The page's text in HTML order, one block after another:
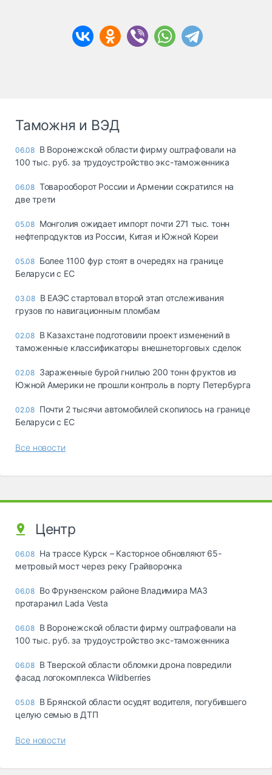
Таможня и ВЭД
06.08 В Воронежской области фирму оштрафовали на
100 тыс. руб. за трудоустройство экс-таможенника
06.08 Товарооборот России и Армении сократился на
две трети
05.08 Монголия ожидает импорт почти 271 тыс. тонн
нефтепродуктов из России, Китая и Южной Кореи
05.08 Более 1100 фур стоят в очередях на границе
Беларуси с ЕС
03.08 В ЕАЭС стартовал второй этап отслеживания
грузов по навигационным пломбам
02.08 В Казахстане подготовили проект изменений в
таможенные классификаторы внешнеторговых сделок
02.08 Зараженные бурой гнилью 200 тонн фруктов из
Южной Америки не прошли контроль в порту Петербурга
02.08 Почти 2 тысячи автомобилей скопилось на границе
Беларуси с ЕС
Все новости
Центр
06.08 На трассе Курск – Касторное обновляют 65-
метровый мост через реку Грайворонка
06.08 Во Фрунзенском районе Владимира МАЗ
протаранил Lada Vesta
06.08 В Воронежской области фирму оштрафовали на
100 тыс. руб. за трудоустройство экс-таможенника
06.08 В Тверской области обломки дрона повредили
фасад логокомплекса Wildberries
05.08 В Брянской области осудят водителя, погубившего
целую семью в ДТП
Все новости